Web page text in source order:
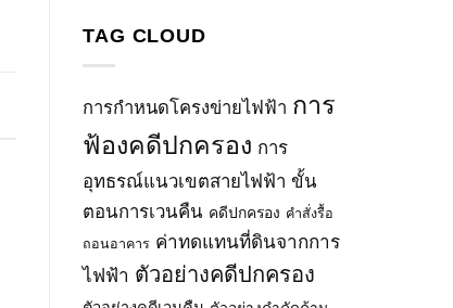
ระบบ
ข่าย
(ฉบับ
ที่
พ.ศ.
2569
ตามพ
แก้
และ
แนว
ระบบ
โครง
ไฟฟ้า)
ตามพ
หาดใหญ่
สงขลา
พ.ศ.
ที่
เวนคืน
ใน
ที่
ตำบล
และ
ตำบล
TAG CLOUD
การกำหนดโครงข่ายไฟฟ้า การ
ฟ้องคดีปกครอง การ
อุทธรณ์แนวเขตสายไฟฟ้า ขั้น
ตอนการเวนคืน คดีปกครอง คำสั่งรื้อ
ถอนอาคาร ค่าทดแทนที่ดินจากการ
ไฟฟ้า ตัวอย่างคดีปกครอง